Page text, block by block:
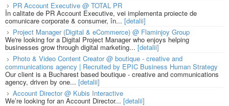
PR Account Executive @ TOTAL PR
În calitate de PR Account Executive, vei implementa proiecte de
comunicare corporate & consumer, în... [detalii]
Project Manager (Digital & eCommerce) @ Flaminjoy Group
We're looking for a Digital Project Manager who enjoys helping
businesses grow through digital marketing... [detalii]
Photo & Video Content Creator @ boutique - creative and
communications agency | Recruited by EPIC Business Human Strategy
Our client is a Bucharest based boutique - creative and communications
agency, driven by one... [detalii]
Account Director @ Kubis Interactive
We’re looking for an Account Director... [detalii]